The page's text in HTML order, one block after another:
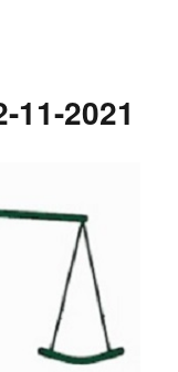
11-2021